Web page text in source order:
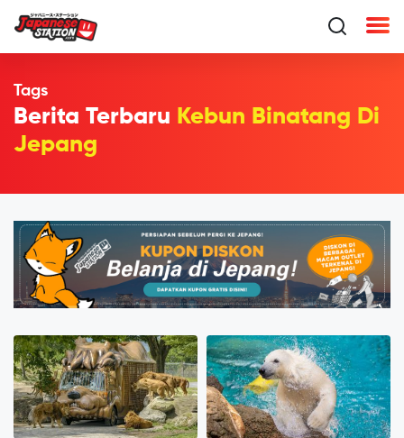
Tags
Berita Terbaru Kebun Binatang Di
Jepang